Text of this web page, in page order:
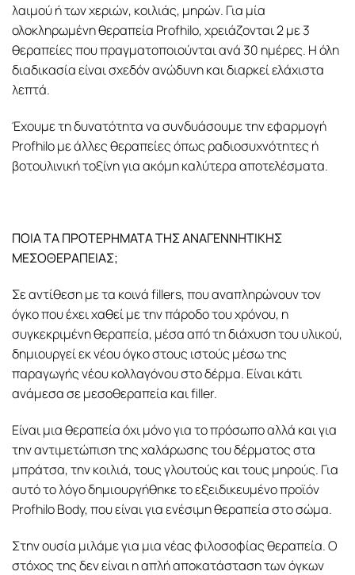
λαιμού ή των χεριών, κοιλιάς, μηρών. Για μία
ολοκληρωμένη θεραπεία Profhilo, χρειάζονται 2 με 3
θεραπείες που πραγματοποιούνται ανά 30 ημέρες. Η όλη
διαδικασία είναι σχεδόν ανώδυνη και διαρκεί ελάχιστα
λεπτά.
Έχουμε τη δυνατότητα να συνδυάσουμε την εφαρμογή
Profhilo με άλλες θεραπείες όπως ραδιοσυχνότητες ή
βοτουλινική τοξίνη για ακόμη καλύτερα αποτελέσματα.
ΠΟΙΑ ΤΑ ΠΡΟΤΕΡΗΜΑΤΑ ΤΗΣ ΑΝΑΓΕΝΝΗΤΙΚΗΣ
ΜΕΣΟΘΕΡΑΠΕΙΑΣ;
Σε αντίθεση με τα κοινάfillers, που αναπληρώνουν τον
όγκο που έχει χαθεί με την πάροδο του χρόνου, η
συγκεκριμένη θεραπεία, μέσα από τη διάχυση του υλικού,
δημιουργεί εκ νέου όγκο στους ιστούς μέσω της
παραγωγής νέου κολλαγόνου στο δέρμα. Είναι κάτι
ανάμεσα σε μεσοθεραπεία και filler.
Είναι μια θεραπεία όχι μόνο για το πρόσωπο αλλά και για
την αντιμετώπιση της χαλάρωσης του δέρματος στα
μπράτσα, την κοιλιά, τους γλουτούς και τους μηρούς. Για
αυτό το λόγο δημιουργήθηκε το εξειδικευμένο προϊόν
Profhilo Body, που είναι για ενέσιμη θεραπεία στο σώμα.
Στην ουσία μιλάμε για μια νέας φιλοσοφίας θεραπεία. Ο
στόχος της δεν είναι η απλή αποκατάσταση των όγκων